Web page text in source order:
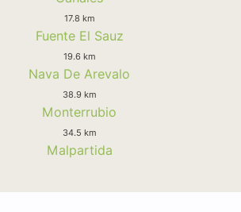
17.8 km
Fuente El Sauz
19.6 km
Nava De Arevalo
38.9 km
Monterrubio
34.5 km
Malpartida